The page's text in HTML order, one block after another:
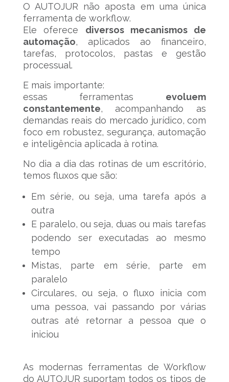
O AUTOJUR não aposta em uma única
ferramenta de workflow.
Ele oferece diversos mecanismos de
automação, aplicados ao financeiro,
tarefas, protocolos, pastas e gestão
processual.
E mais importante:
essas ferramentas evoluem
constantemente, acompanhando as
demandas reais do mercado jurídico, com
foco em robustez, segurança, automação
e inteligência aplicada à rotina.
No dia a dia das rotinas de um escritório,
temos fluxos que são:
Em série, ou seja, uma tarefa após a
outra
E paralelo, ou seja, duas ou mais tarefas
podendo ser executadas ao mesmo
tempo
Mistas, parte em série, parte em
paralelo
Circulares, ou seja, o fluxo inicia com
uma pessoa, vai passando por várias
outras até retornar a pessoa que o
iniciou
As modernas ferramentas de Workflow
do AUTOJUR suportam todos os tipos de